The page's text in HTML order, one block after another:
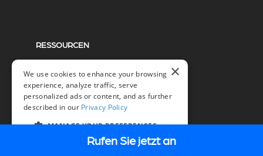
Rufen Sie jetzt an
RESSOURCEN
Blog
Veranstaltungen
×
We use cookies to enhance your browsing
experience, analyze traffic, serve
personalized ads or content, and as further
described in our Privacy Policy
MANAGE YOUR PREFERENCES